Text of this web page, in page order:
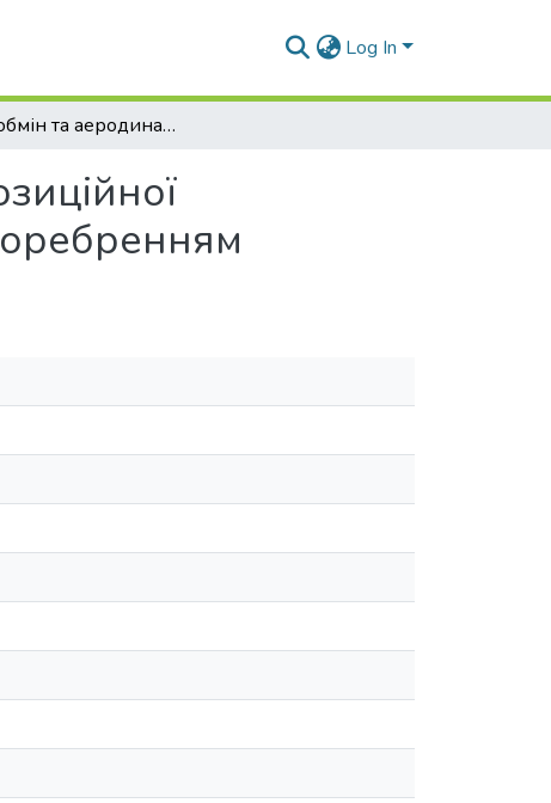
Log In
Теплообмін та аеродинаміка CFD-моделі композиційної плосковальної труби з неповним гофрованим оребренням